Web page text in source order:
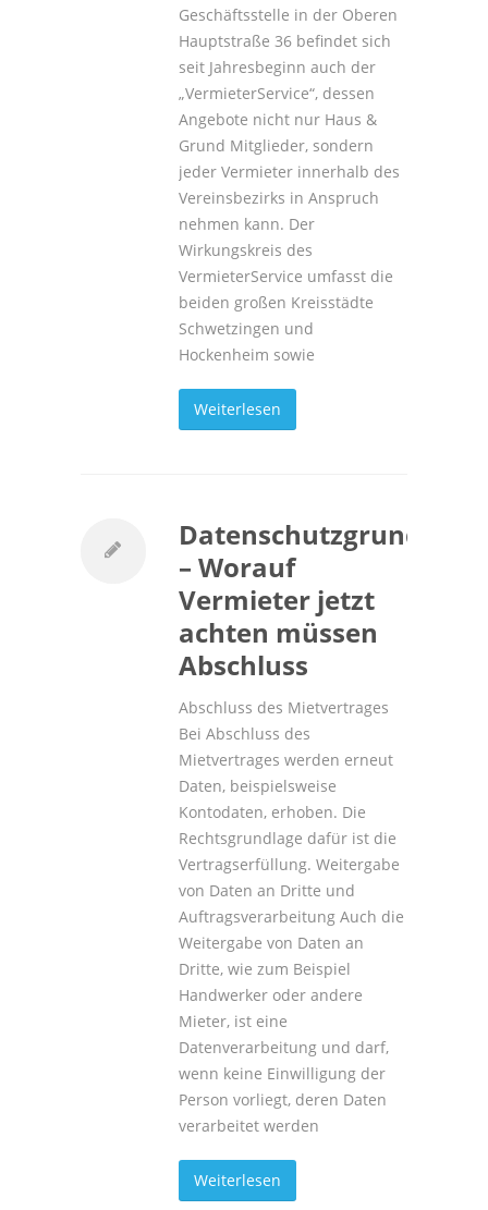
Geschäftsstelle in der Oberen
Hauptstraße 36 befindet sich
seit Jahresbeginn auch der
„VermieterService“, dessen
Angebote nicht nur Haus &
Grund Mitglieder, sondern
jeder Vermieter innerhalb des
Vereinsbezirks in Anspruch
nehmen kann. Der
Wirkungskreis des
VermieterService umfasst die
beiden großen Kreisstädte
Schwetzingen und
Hockenheim sowie
Weiterlesen
– Worauf
Vermieter jetzt
achten müssen
Abschluss
Abschluss des Mietvertrages
Bei Abschluss des
Mietvertrages werden erneut
Daten, beispielsweise
Kontodaten, erhoben. Die
Rechtsgrundlage dafür ist die
Vertragserfüllung. Weitergabe
von Daten an Dritte und
Auftragsverarbeitung Auch die
Weitergabe von Daten an
Dritte, wie zum Beispiel
Handwerker oder andere
Mieter, ist eine
Datenverarbeitung und darf,
wenn keine Einwilligung der
Person vorliegt, deren Daten
verarbeitet werden
Weiterlesen